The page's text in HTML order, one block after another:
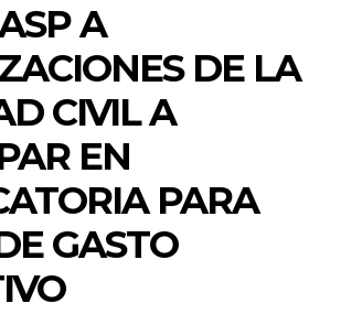
A
DE LA
CIVIL A
EN
PARA
GASTO